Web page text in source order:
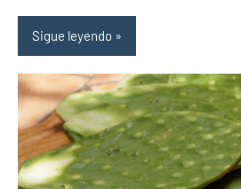
Sigue leyendo